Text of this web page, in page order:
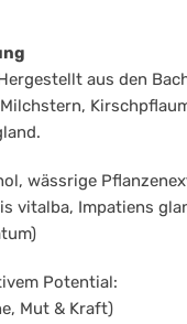
aus den
wässrige
vitalba, Impatiens
Potential:
Mut & Kraft)